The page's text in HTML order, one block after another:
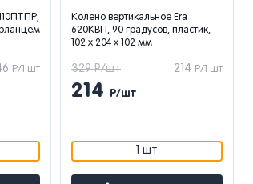
Р/1 шт
Колено вертикальное Era
620КВП, 90 градусов, пластик,
102 x 204 x 102 мм
214 Р/1 шт
329 Р/шт
214 Р/шт
1 шт